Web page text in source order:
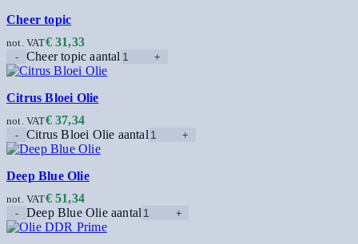
Cheer topic
€31,33
not. VAT
Cheer topic aantal
Citrus Bloei Olie
€37,34
not. VAT
Citrus Bloei Olie aantal
Deep Blue Olie
€51,34
not. VAT
Deep Blue Olie aantal